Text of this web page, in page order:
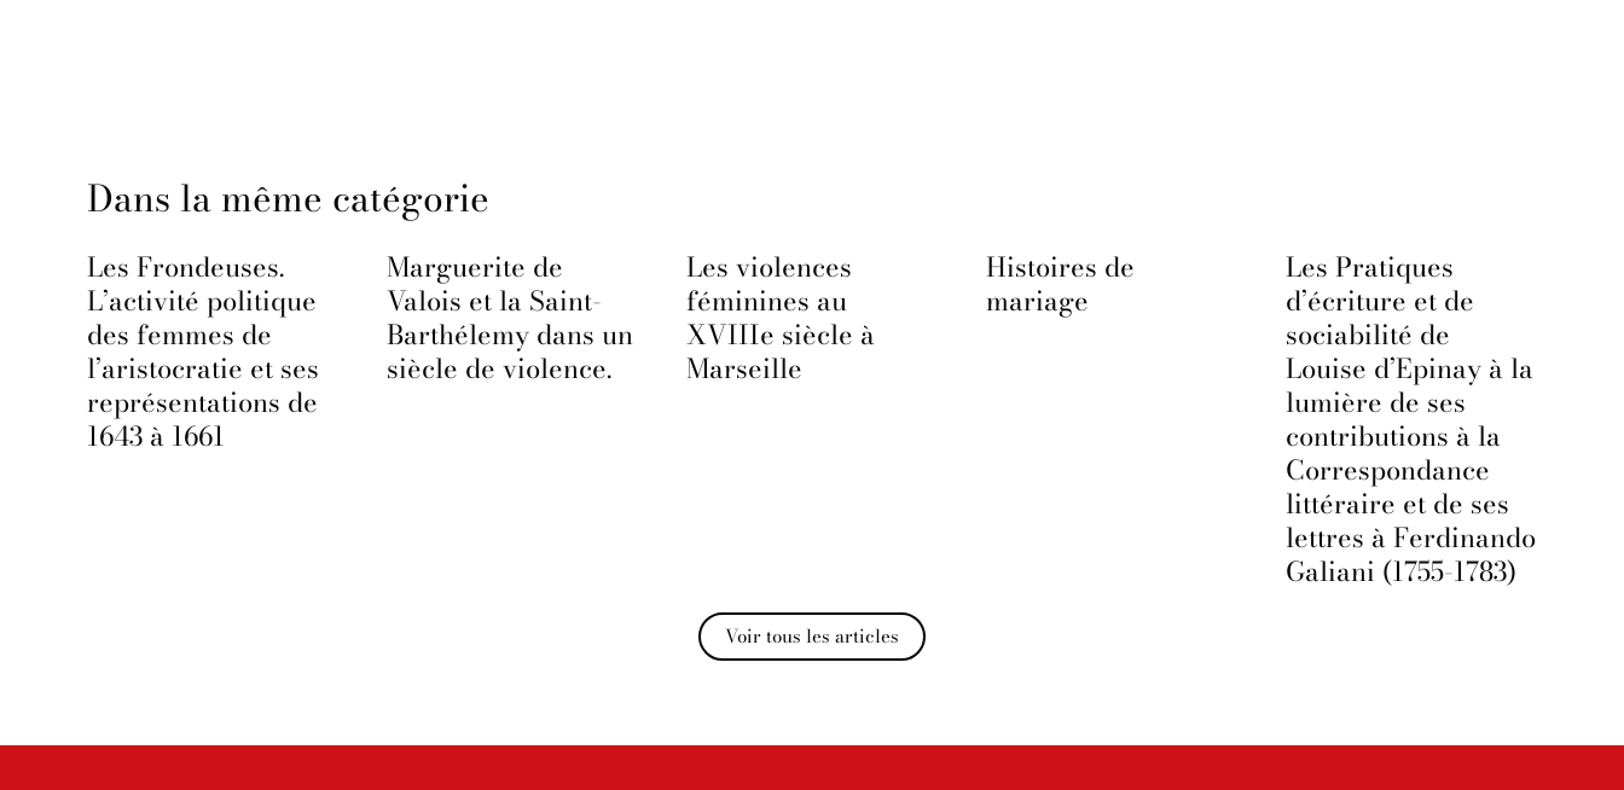
Dans la même catégorie
Les Frondeuses.
L’activité politique
des femmes de
l’aristocratie et ses
représentations de
1643 à 1661
Marguerite de
Valois et la Saint-
Barthélemy dans un
siècle de violence.
Les violences
féminines au
XVIIIe siècle à
Marseille
Histoires de
mariage
Les Pratiques
d’écriture et de
sociabilité de
Louise d’Epinay à la
lumière de ses
contributions à la
Correspondance
littéraire et de ses
lettres à Ferdinando
Galiani (1755-1783)
Voir tous les articles